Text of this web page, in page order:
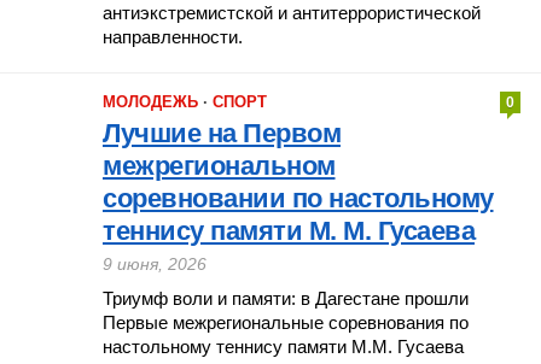
антиэкстремистской и антитеррористической
направленности.
МОЛОДЕЖЬ · СПОРТ 0
Лучшие на Первом
межрегиональном
соревновании по настольному
теннису памяти М. М. Гусаева
9 июня, 2026
Триумф воли и памяти: в Дагестане прошли
Первые межрегиональные соревнования по
настольному теннису памяти М.М. Гусаева